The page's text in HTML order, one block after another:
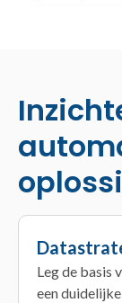
Leg de basis
een